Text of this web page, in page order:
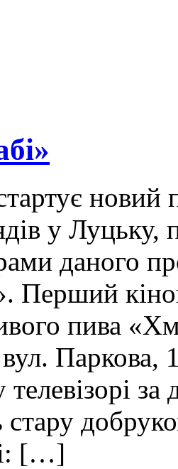
новий
у Луцьку,
даного
Перший
пива
вул.
стару
[…]